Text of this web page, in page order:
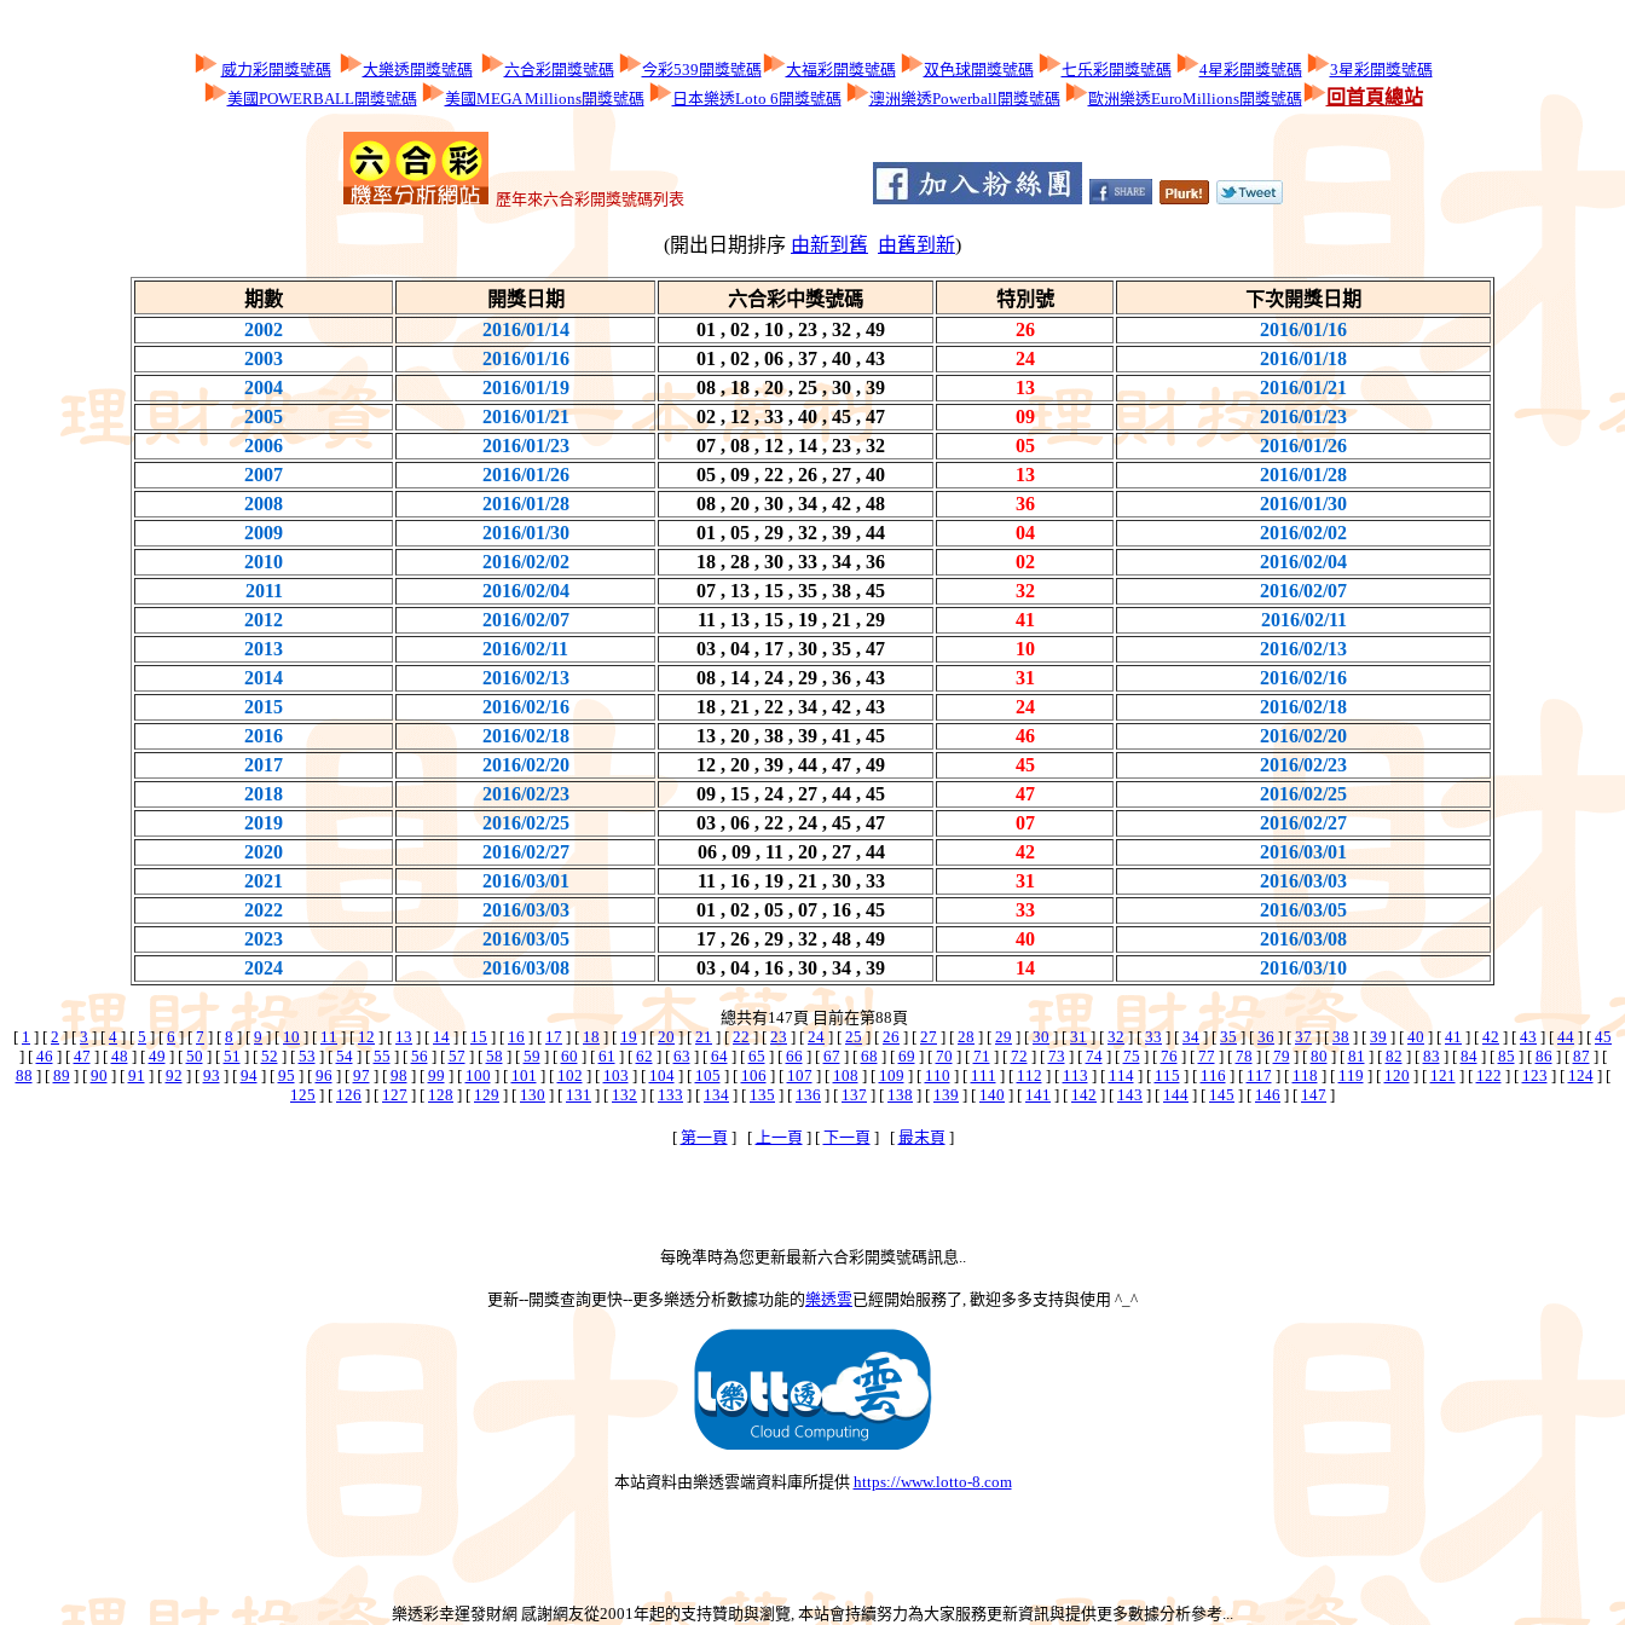
威力彩開獎號碼 大樂透開獎號碼 六合彩開獎號碼 今彩539開獎號碼 大福彩開獎號碼 双色球開獎號碼 七乐彩開獎號碼 4星彩開獎號碼
3星彩開獎號碼
美國POWERBALL開獎號碼
美國MEGA Millions開獎號碼 日本樂透Loto 6開獎號碼 澳洲樂透Powerball開獎號碼 歐洲樂透EuroMillions開獎號碼 回首頁總站
歷年來六合彩開獎號碼列表
(開出日期排序 由新到舊 由舊到新)
期數 開獎日期 六合彩中獎號碼 特別號
下次開獎日期
2002
2016/01/14 01 , 02 , 10 , 23 , 32 , 49 26
2016/01/16
2003
2016/01/16 01 , 02 , 06 , 37 , 40 , 43 24
2016/01/18
2004
2016/01/19 08 , 18 , 20 , 25 , 30 , 39 13
2016/01/21
2005
2016/01/21 02 , 12 , 33 , 40 , 45 , 47 09
2016/01/23
2006
2016/01/23 07 , 08 , 12 , 14 , 23 , 32 05
2016/01/26
2007
2016/01/26 05 , 09 , 22 , 26 , 27 , 40 13
2016/01/28
2008
2016/01/28 08 , 20 , 30 , 34 , 42 , 48 36
2016/01/30
2009
2016/01/30 01 , 05 , 29 , 32 , 39 , 44 04
2016/02/02
2010
2016/02/02 18 , 28 , 30 , 33 , 34 , 36 02
2016/02/04
2011
2016/02/04 07 , 13 , 15 , 35 , 38 , 45 32
2016/02/07
2012
2016/02/07 11 , 13 , 15 , 19 , 21 , 29 41
2016/02/11
2013
2016/02/11 03 , 04 , 17 , 30 , 35 , 47 10
2016/02/13
2014
2016/02/13 08 , 14 , 24 , 29 , 36 , 43 31
2016/02/16
2015
2016/02/16 18 , 21 , 22 , 34 , 42 , 43 24
2016/02/18
2016
2016/02/18 13 , 20 , 38 , 39 , 41 , 45 46
2016/02/20
2017
2016/02/20 12 , 20 , 39 , 44 , 47 , 49 45
2016/02/23
2018
2016/02/23 09 , 15 , 24 , 27 , 44 , 45 47
2016/02/25
2019
2016/02/25 03 , 06 , 22 , 24 , 45 , 47 07
2016/02/27
2020
2016/02/27 06 , 09 , 11 , 20 , 27 , 44 42
2016/03/01
2021
2016/03/01 11 , 16 , 19 , 21 , 30 , 33 31
2016/03/03
2022
2016/03/03 01 , 02 , 05 , 07 , 16 , 45 33
2016/03/05
2023
2016/03/05 17 , 26 , 29 , 32 , 48 , 49 40
2016/03/08
2024
2016/03/08 03 , 04 , 16 , 30 , 34 , 39 14 2016/03/10
總共有147頁 目前在第88頁
[ 1 ] [ 2] [3] [ 4] [5 ] [6] [7 ] [ 8] [9] [10 ] [11] [12 ] [ 13 ] [ 14] [ 15 ] [ 16 ] [ 17 ] [18 ] [ 19] [20] [21 ] [22] [23 ] [24 ] [ 25] [ 26 ] [ 27 ] [ 28 ] [ 29 ] [30] [31] [ 32] [33 ] [ 34] [35] [ 36 ] [37] [ 38 ] [ 39 ] [ 40] [ 41 ] [ 42 ] [ 43 ] [ 44 ] [ 45
] [ 46 ] [ 47 ] [ 48 ] [ 49 ] [ 50] [ 51 ] [ 52 ] [ 53 ] [54] [55 ] [ 56 ] [ 57 ] [ 58 ] [ 59 ] [ 60 ] [61 ] [ 62 ] [ 63 ] [ 64] [ 65 ] [ 66 ] [ 67 ] [ 68 ] [ 69 ] [ 70 ] [ 71 ] [ 72 ] [ 73 ] [ 74] [ 75 ] [ 76 ] [ 77 ] [ 78 ] [ 79 ] [ 80] [ 81 ] [ 82 ] [ 83 ] [ 84] [ 85 ] [ 86 ] [ 87 ] [
88 ] [ 89 ] [ 90 ] [ 91 ] [ 92 ] [ 93 ] [ 94] [ 95 ] [ 96 ] [ 97 ] [ 98 ] [ 99 ] [ 100 ] [ 101 ] [ 102 ] [ 103 ] [ 104] [ 105 ] [ 106 ] [ 107 ] [ 108 ] [ 109 ] [ 110 ] [ 111 ] [ 112 ] [ 113 ] [ 114] [ 115 ] [ 116 ] [ 117 ] [ 118 ] [ 119 ] [ 120 ] [ 121 ] [ 122 ] [ 123 ] [ 124] [
125 ] [ 126 ] [ 127 ] [ 128 ] [ 129 ] [ 130 ] [ 131 ] [ 132 ] [ 133 ] [ 134 ] [ 135 ] [ 136 ] [ 137 ] [ 138 ] [ 139 ] [ 140 ] [ 141 ] [ 142 ] [ 143 ] [ 144 ] [ 145 ] [ 146 ] [ 147 ]
[ 第一頁 ] [ 上一頁 ] [ 下一頁 ] [ 最末頁 ]
每晚準時為您更新最新六合彩開獎號碼訊息..
更新--開獎查詢更快--更多樂透分析數據功能的樂透雲已經開始服務了, 歡迎多多支持與使用 ^_^
本站資料由樂透雲端資料庫所提供 https://www.lotto-8.com
樂透彩幸運發財網 感謝網友從2001年起的支持贊助與瀏覽, 本站會持續努力為大家服務更新資訊與提供更多數據分析參考...